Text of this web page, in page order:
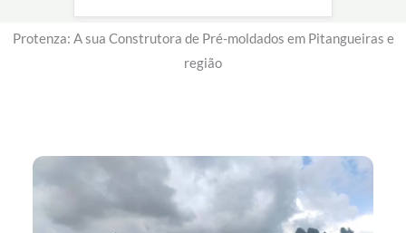
Protenza: A sua Construtora de Pré-moldados em Pitangueiras e
região